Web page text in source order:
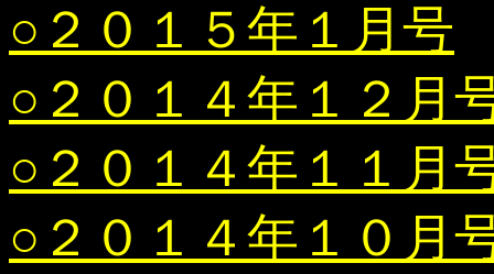
○２０１５年１月号
○２０１４年１２月
○２０１４年１１月
○２０１４年１０月